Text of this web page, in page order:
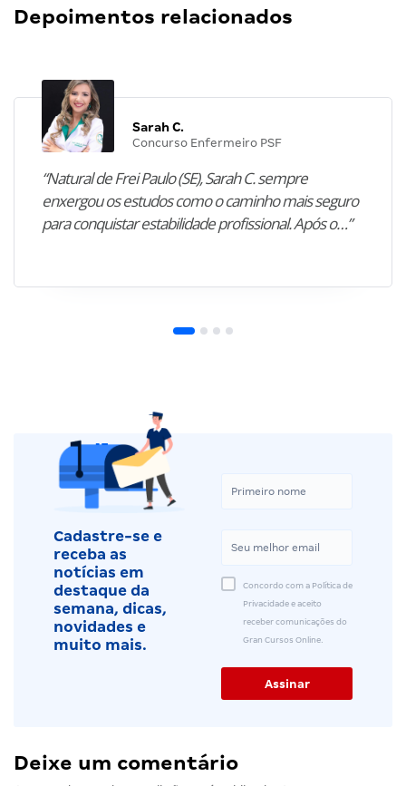
Depoimentos relacionados
Sarah C.
Concurso Enfermeiro PSF
“Natural de Frei Paulo (SE), Sarah C. sempre
enxergou os estudos como o caminho mais seguro
para conquistar estabilidade profissional. Após o…”
Cadastre-se e
receba as
notícias em
destaque da
semana, dicas,
novidades e
muito mais.
Concordo com a Política de
Privacidade e aceito
receber comunicações do
Gran Cursos Online.
Deixe um comentário